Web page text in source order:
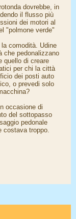
dovrebbe, in
il flusso più
dei motori al
"polmone verde"
comodità. Udine
che pedonalizzano
quello di creare
per chi la città
dei posti auto
o prevedi solo
occasione di
del sottopasso
pedonale
costava troppo.